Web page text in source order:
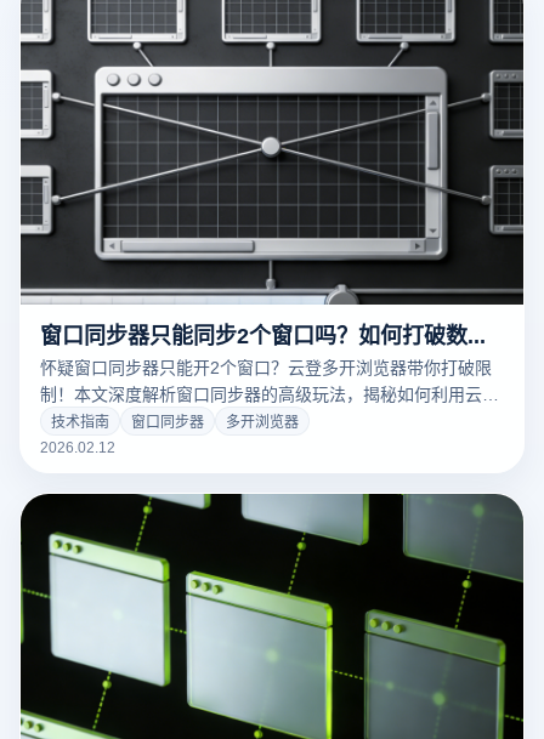
窗口同步器只能同步2个窗口吗？如何打破数量瓶颈
怀疑窗口同步器只能开2个窗口？云登多开浏览器带你打破限
制！本文深度解析窗口同步器的高级玩法，揭秘如何利用云登
实现百个窗口毫秒级同步操作。支持独立指纹环境，高效防关
联，让你的跨境运营效率翻倍！立即点击阅读，掌握多账号群
技术指南 窗口同步器
多开浏览器
2026.02.12